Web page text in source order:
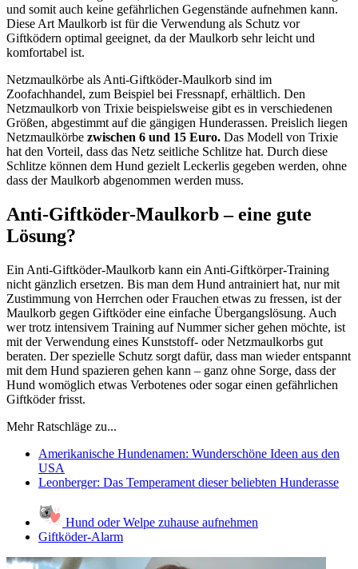
und somit auch keine gefährlichen Gegenstände aufnehmen kann.
Diese Art Maulkorb ist für die Verwendung als Schutz vor
Giftködern optimal geeignet, da der Maulkorb sehr leicht und
komfortabel ist.
Netzmaulkörbe als Anti-Giftköder-Maulkorb sind im
Zoofachhandel, zum Beispiel bei Fressnapf, erhältlich. Den
Netzmaulkorb von Trixie beispielsweise gibt es in verschiedenen
Größen, abgestimmt auf die gängigen Hunderassen. Preislich liegen
Netzmaulkörbe zwischen 6 und 15 Euro. Das Modell von Trixie
hat den Vorteil, dass das Netz seitliche Schlitze hat. Durch diese
Schlitze können dem Hund gezielt Leckerlis gegeben werden, ohne
dass der Maulkorb abgenommen werden muss.
Anti-Giftköder-Maulkorb – eine gute
Lösung?
Ein Anti-Giftköder-Maulkorb kann ein Anti-Giftkörper-Training
nicht gänzlich ersetzen. Bis man dem Hund antrainiert hat, nur mit
Zustimmung von Herrchen oder Frauchen etwas zu fressen, ist der
Maulkorb gegen Giftköder eine einfache Übergangslösung. Auch
wer trotz intensivem Training auf Nummer sicher gehen möchte, ist
mit der Verwendung eines Kunststoff- oder Netzmaulkorbs gut
beraten. Der spezielle Schutz sorgt dafür, dass man wieder entspannt
mit dem Hund spazieren gehen kann – ganz ohne Sorge, dass der
Hund womöglich etwas Verbotenes oder sogar einen gefährlichen
Giftköder frisst.
Mehr Ratschläge zu...
Amerikanische Hundenamen: Wunderschöne Ideen aus den
USA
Leonberger: Das Temperament dieser beliebten Hunderasse
Hund oder Welpe zuhause aufnehmen
Giftköder-Alarm